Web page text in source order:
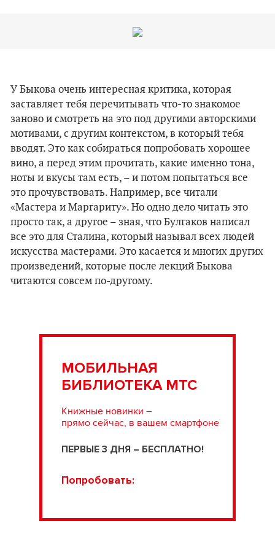
У Быкова очень интересная критика, которая
заставляет тебя перечитывать что-то знакомое
заново и смотреть на это под другими авторскими
мотивами, с другим контекстом, в который тебя
вводят. Это как собираться попробовать хорошее
вино, а перед этим прочитать, какие именно тона,
ноты и вкусы там есть, – и потом попытаться все
это прочувствовать. Например, все читали
«Мастера и Маргариту». Но одно дело читать это
просто так, а другое – зная, что Булгаков написал
все это для Сталина, который называл всех людей
искусства мастерами. Это касается и многих других
произведений, которые после лекций Быкова
читаются совсем по-другому.
МОБИЛЬНАЯ
БИБЛИОТЕКА МТС
Книжные новинки –
прямо сейчас, в вашем смартфоне
ПЕРВЫЕ 3 ДНЯ – БЕСПЛАТНО!
Попробовать: